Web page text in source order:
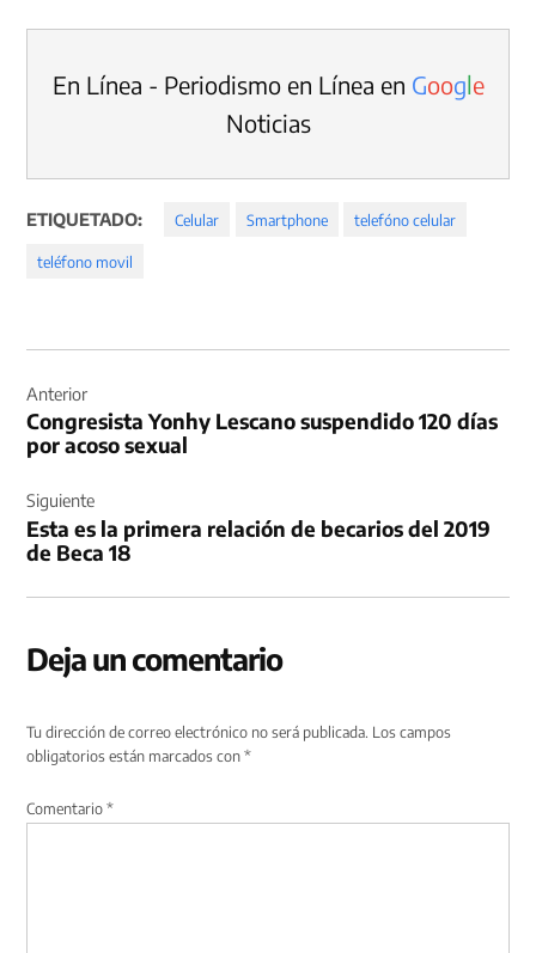
En Línea - Periodismo en Línea en Google
Noticias
ETIQUETADO: Celular Smartphone telefóno celular
teléfono movil
de
entradas
Anterior
Congresista Yonhy Lescano suspendido 120 días
por acoso sexual
Siguiente
Esta es la primera relación de becarios del 2019
de Beca 18
Deja un comentario
Tu dirección de correo electrónico no será publicada. Los campos
obligatorios están marcados con*
Comentario*